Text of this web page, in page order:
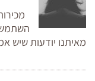
מאיתנו יודעות שיש